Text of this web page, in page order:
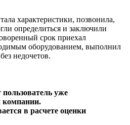
характеристики, позвонила,
определиться и заключили
срок приехал
оборудованием, выполнил
недочетов.
пользователь уже
компании.
в расчете оценки